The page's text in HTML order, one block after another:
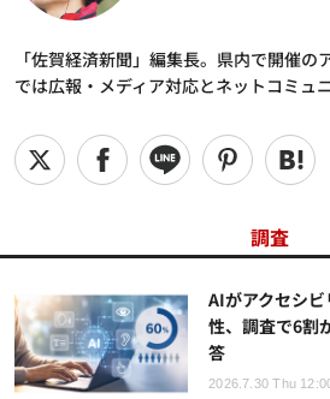
「佐賀経済新聞」編集長。県内で開催
では広報・メディア対応とネットコミュ
調査
AIがアクセシ
性、調査で6割
答
2026.7.30 Thu